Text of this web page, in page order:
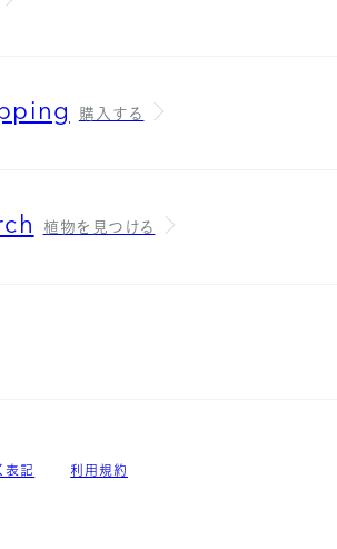
購入する
植物を見つける
表記 利用規約